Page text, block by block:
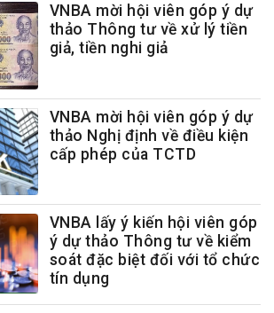
VNBA mời hội viên góp ý dự
thảo Thông tư về xử lý tiền
giả, tiền nghi giả
VNBA mời hội viên góp ý dự
thảo Nghị định về điều kiện
cấp phép của TCTD
VNBA lấy ý kiến hội viên góp
ý dự thảo Thông tư về kiểm
soát đặc biệt đối với tổ chức
tín dụng